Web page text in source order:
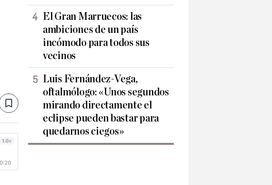
Save
El Gran Marruecos: las
ambiciones de un país
incómodo para todos sus
vecinos
Luis Fernández-Vega,
oftalmólogo: «Unos segundos
mirando directamente el
eclipse pueden bastar para
quedarnos ciegos»